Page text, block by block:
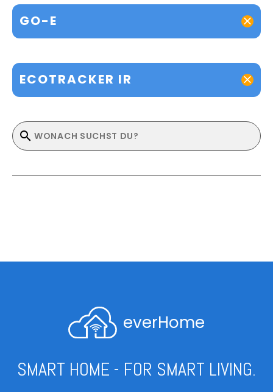
GO-E
ECOTRACKER IR
everHome
SMART HOME - FOR SMART LIVING.